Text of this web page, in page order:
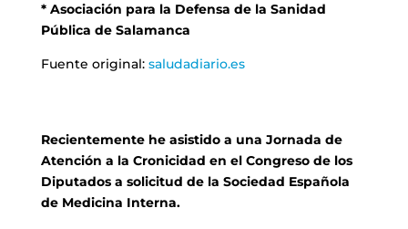
* Asociación para la Defensa de la Sanidad
Pública de Salamanca
Fuente original: saludadiario.es
Recientemente he asistido a una Jornada de
Atención a la Cronicidad en el Congreso de los
Diputados a solicitud de la Sociedad Española
de Medicina Interna.